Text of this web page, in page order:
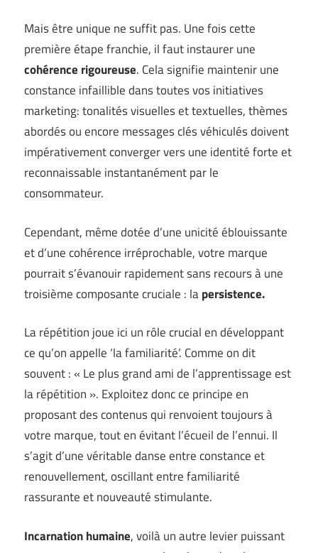
Mais être unique ne suffit pas. Une fois cette
première étape franchie, il faut instaurer une
cohérence rigoureuse. Cela signifie maintenir une
constance infaillible dans toutes vos initiatives
marketing: tonalités visuelles et textuelles, thèmes
abordés ou encore messages clés véhiculés doivent
impérativement converger vers une identité forte et
reconnaissable instantanément par le
consommateur.
Cependant, même dotée d’une unicité éblouissante
et d’une cohérence irréprochable, votre marque
pourrait s’évanouir rapidement sans recours à une
troisième composante cruciale : lapersistence.
La répétition joue ici un rôle crucial en développant
ce qu’on appelle ‘la familiarité’. Comme on dit
souvent : « Le plus grand ami de l’apprentissage est
la répétition ». Exploitez donc ce principe en
proposant des contenus qui renvoient toujours à
votre marque, tout en évitant l’écueil de l’ennui. Il
s’agit d’une véritable danse entre constance et
renouvellement, oscillant entre familiarité
rassurante et nouveauté stimulante.
Incarnation humaine, voilà un autre levier puissant